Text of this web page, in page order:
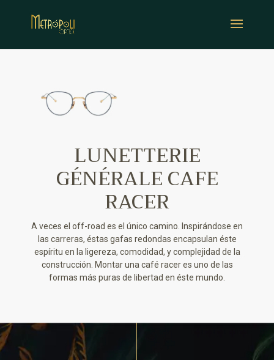
LUNETTERIE
GÉNÉRALE CAFE
RACER
A veces el off-road es el único camino. Inspirándose en
las carreras, éstas gafas redondas encapsulan éste
espíritu en la ligereza, comodidad, y complejidad de la
construcción. Montar una café racer es uno de las
formas más puras de libertad en éste mundo.